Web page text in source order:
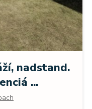
nadstand.
...